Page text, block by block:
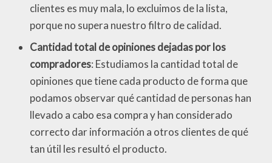
clientes es muy mala, lo excluimos de la lista,
porque no supera nuestro filtro de calidad.
Cantidad total de opiniones dejadas por los
compradores: Estudiamos la cantidad total de
opiniones que tiene cada producto de forma que
podamos observar qué cantidad de personas han
llevado a cabo esa compra y han considerado
correcto dar información a otros clientes de qué
tan útil les resultó el producto.